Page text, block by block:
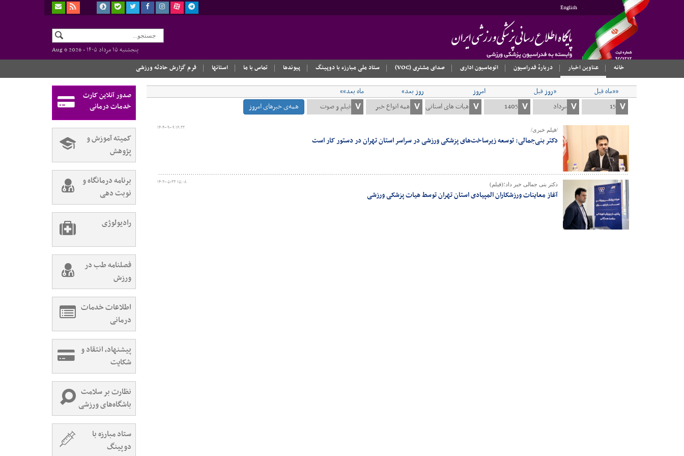
English
پنجشنبه ۱۵ مرداد ۱۴۰۵ -
Aug 6 2026
خانه
عناوین اخبار دربارهٔ فدراسیون اتوماسیون اداری صدای مشتری (VOC) ستاد ملی مبارزه با دوپینگ پیوندها تماس با ما استانها فرم گزارش حادثه ورزشی
««ماه قبل «روز قبل امروز روز بعد»
ماه بعد»»
همه‌ی خبرهای امروز
۱۴۰۴-۰۹-۰۹ ۱۶:۲۲ /فیلم خبری/
دکتر بنی‌جمالی: توسعه زیرساخت‌های پزشکی ورزشی در سراسر استان تهران در دستور کار است
۱۴۰۲-۰۵-۲۳ ۱۵:۰۸ دکتر بنی جمالی خبر داد؛(فیلم)
آغاز معاینات ورزشکاران المپیادی استان تهران توسط هیات پزشکی ورزشی
صدور آنلاین کارت
خدمات درمانی
کمیته آموزش و
پژوهش
برنامه درمانگاه و
نوبت دهی
رادیولوژی
فصلنامه طب در
ورزش
اطلاعات خدمات
درمانی
پیشنهاد، انتقاد و
شکایت
نظارت بر سلامت
باشگاه‌های ورزشی
ستاد مبارزه با
دوپینگ